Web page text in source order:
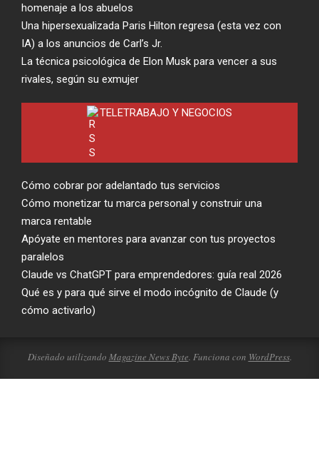
homenaje a los abuelos
Una hipersexualizada Paris Hilton regresa (esta vez con
IA) a los anuncios de Carl’s Jr.
La técnica psicológica de Elon Musk para vencer a sus
rivales, según su exmujer
TELETRABAJO Y NEGOCIOS
Cómo cobrar por adelantado tus servicios
Cómo monetizar tu marca personal y construir una
marca rentable
Apóyate en mentores para avanzar con tus proyectos
paralelos
Claude vs ChatGPT para emprendedores: guía real 2026
Qué es y para qué sirve el modo incógnito de Claude (y
cómo activarlo)
Diseñado utilizando Magazine News Byte. Funciona con WordPress.